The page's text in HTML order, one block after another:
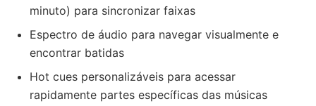
minuto) para sincronizar faixas
Espectro de áudio para navegar visualmente e
encontrar batidas
Hot cues personalizáveis para acessar
rapidamente partes específicas das músicas